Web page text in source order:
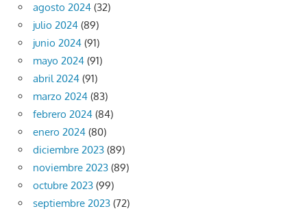
agosto 2024 (32)
julio 2024 (89)
junio 2024 (91)
mayo 2024 (91)
abril 2024 (91)
marzo 2024 (83)
febrero 2024 (84)
enero 2024 (80)
diciembre 2023 (89)
noviembre 2023 (89)
octubre 2023 (99)
septiembre 2023 (72)